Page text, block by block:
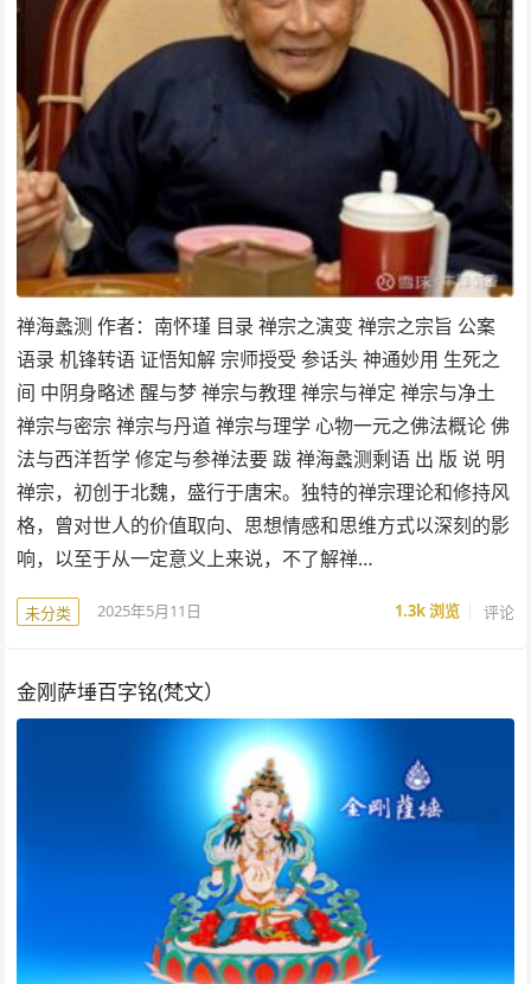
禅海蠡测 作者：南怀瑾 目录 禅宗之演变 禅宗之宗旨 公案
语录 机锋转语 证悟知解 宗师授受 参话头 神通妙用 生死之
间 中阴身略述 醒与梦 禅宗与教理 禅宗与禅定 禅宗与净土
禅宗与密宗 禅宗与丹道 禅宗与理学 心物一元之佛法概论 佛
法与西洋哲学 修定与参禅法要 跋 禅海蠡测剩语 出 版 说 明
禅宗，初创于北魏，盛行于唐宋。独特的禅宗理论和修持风
格，曾对世人的价值取向、思想情感和思维方式以深刻的影
响，以至于从一定意义上来说，不了解禅…
未分类 2025年5月11日 1.3k浏览 评论
金刚萨埵百字铭(梵文）